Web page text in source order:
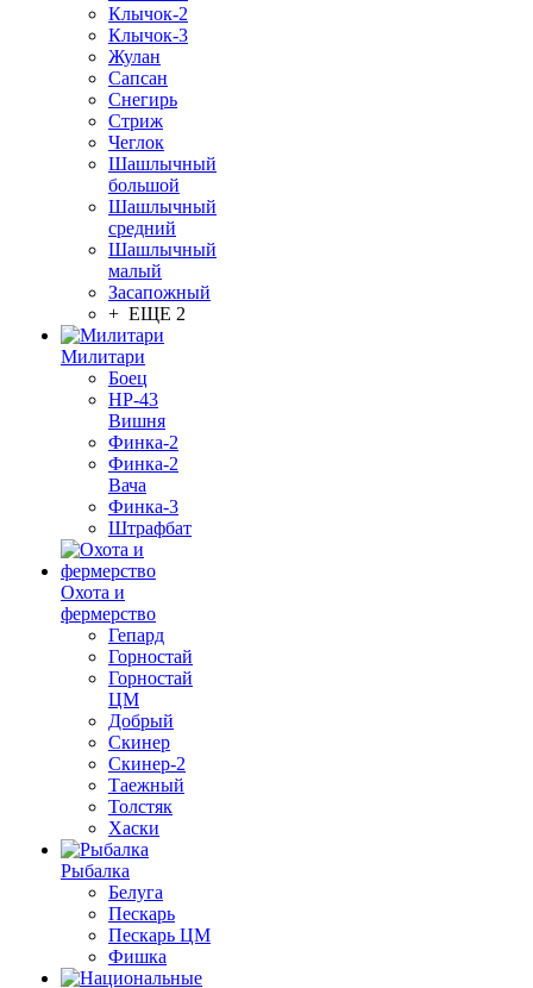
Клычок-2
Клычок-3
Жулан
Сапсан
Снегирь
Стриж
Чеглок
Шашлычный
большой
Шашлычный
средний
Шашлычный
малый
Засапожный
+ ЕЩЕ 2
Милитари
Боец
НР-43
Вишня
Финка-2
Финка-2
Вача
Финка-3
Штрафбат
Охота и
фермерство
Гепард
Горностай
Горностай
ЦМ
Добрый
Скинер
Скинер-2
Таежный
Толстяк
Хаски
Рыбалка
Белуга
Пескарь
Пескарь ЦМ
Фишка